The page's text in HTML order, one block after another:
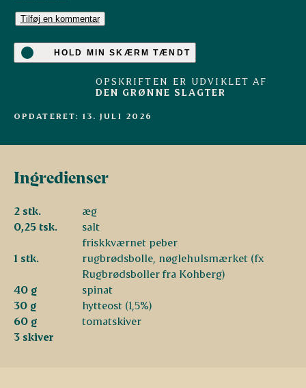
Tilføj en kommentar
HOLD MIN SKÆRM TÆNDT
OPSKRIFTEN ER UDVIKLET AF
DEN GRØNNE SLAGTER
OPDATERET: 13. JULI 2026
Ingredienser
2 stk.
æg
0,25 tsk.
salt
friskkværnet peber
1 stk.
rugbrødsbolle, nøglehulsmærket (fx
Rugbrødsboller fra Kohberg)
40 g
spinat
30 g
hytteost (1,5%)
60 g
tomatskiver
3 skiver